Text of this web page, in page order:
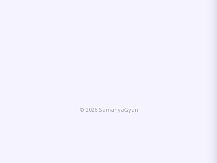
© 2026 SamanyaGyan